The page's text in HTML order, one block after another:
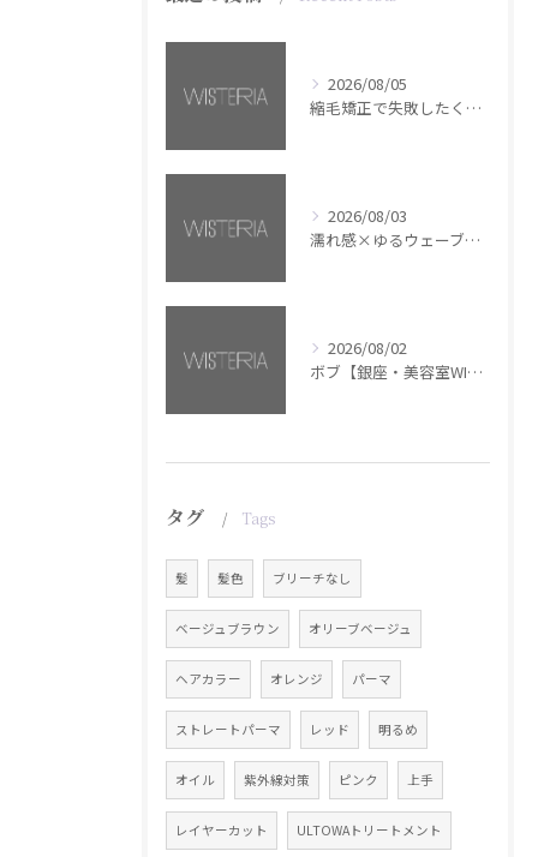
2026/08/05
縮毛矯正で失敗したくない方へ【銀座・美容室WISTERIA】
2026/08/03
濡れ感×ゆるウェーブミディアム【銀座・美容室WISTERIA】
2026/08/02
ボブ【銀座・美容室WISTERIA】
タグ Tags
髪 髪色 ブリーチなし
ベージュブラウン オリーブベージュ
ヘアカラー オレンジ パーマ
ストレートパーマ レッド 明るめ
オイル 紫外線対策 ピンク 上手
レイヤーカット ULTOWAトリートメント